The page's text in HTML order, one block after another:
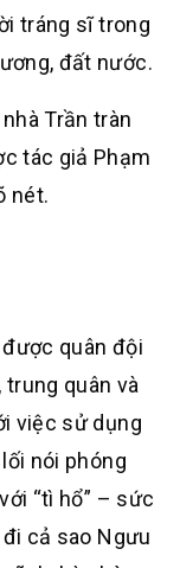
tráng sĩ trong
đất nước.
Trần tràn
tác giả Phạm
nét.
được quân đội
trung quân và
việc sử dụng
nói phóng
“tì hổ” – sức
cả sao Ngưu